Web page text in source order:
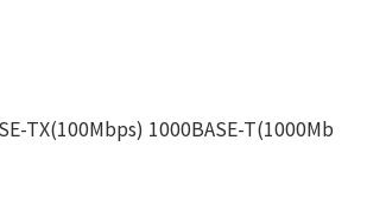
TX(100Mbps) 1000BASE-T(1000Mb